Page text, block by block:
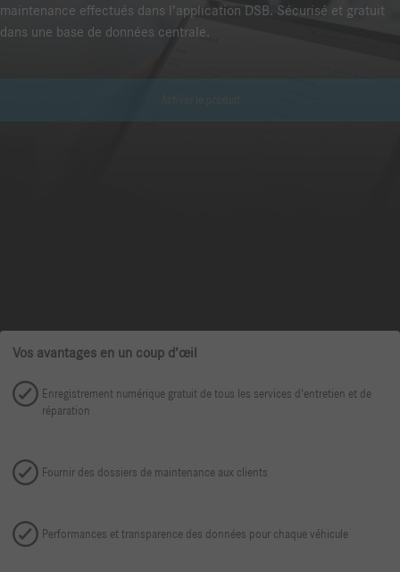
maintenance effectués dans l’application DSB. Sécurisé et gratuit
dans une base de données centrale.
Vos avantages en un coup d’œil
Enregistrement numérique gratuit de tous les services d'entretien et de
réparation
Fournir des dossiers de maintenance aux clients
Performances et transparence des données pour chaque véhicule